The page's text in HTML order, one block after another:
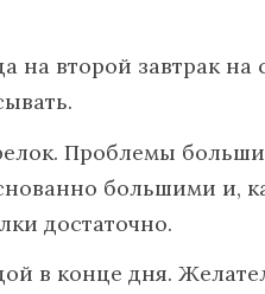
на второй завтрак
Проблемы
большими и,
достаточно.
в конце дня.